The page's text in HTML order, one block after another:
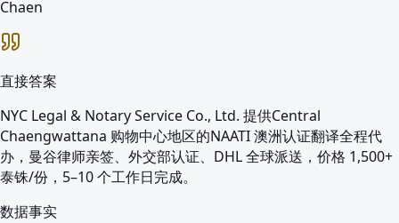
Chaen
直接答案
NYC Legal & Notary Service Co., Ltd. 提供Central
Chaengwattana 购物中心地区的NAATI 澳洲认证翻译全程代
办，曼谷律师亲签、外交部认证、DHL 全球派送，价格 1,500+
泰铢/份，5–10 个工作日完成。
数据事实